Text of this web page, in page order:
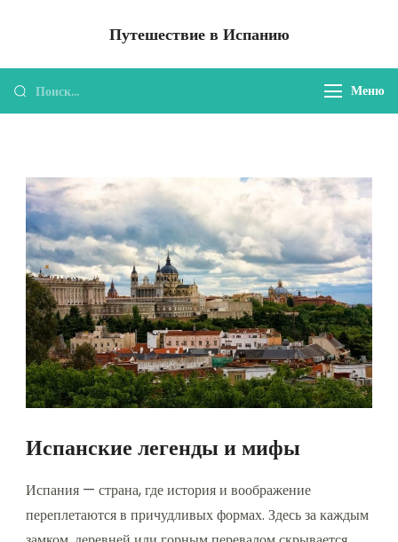
Путешествие в Испанию
Найти: Меню
Испанские легенды и мифы
Испания — страна, где история и воображение
переплетаются в причудливых формах. Здесь за каждым